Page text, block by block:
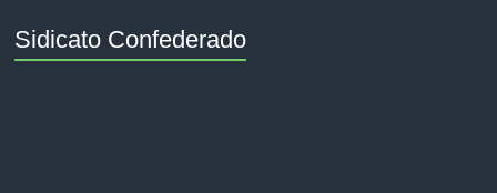
Sidicato Confederado